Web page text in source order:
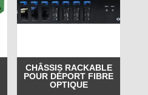
CHÂSSIS RACKABLE
POUR DÉPORT FIBRE
OPTIQUE